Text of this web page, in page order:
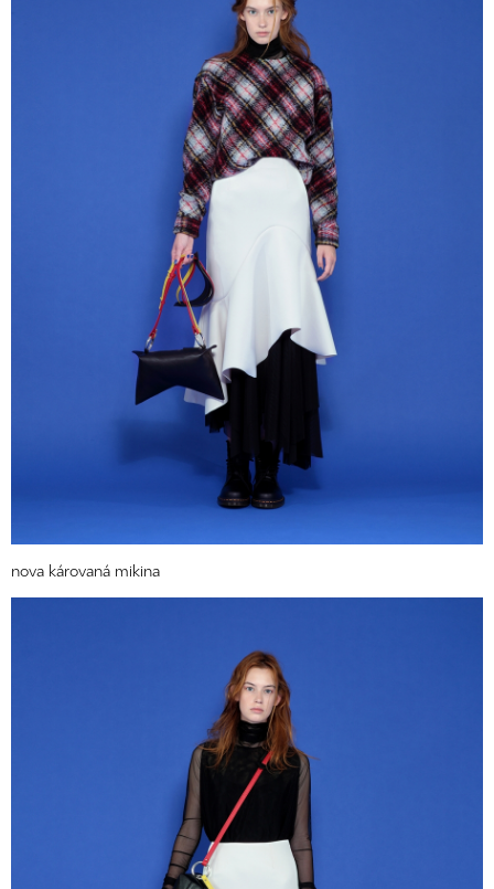
nova károvaná mikina